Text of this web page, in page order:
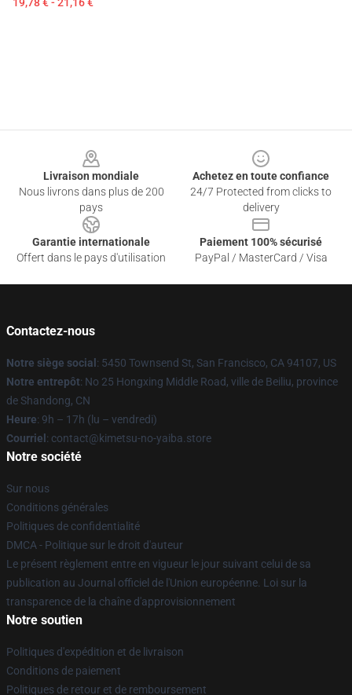
Livraison mondiale
Nous livrons dans plus de 200
pays
Achetez en toute confiance
24/7 Protected from clicks to
delivery
Garantie internationale
Offert dans le pays d'utilisation
Paiement 100% sécurisé
PayPal / MasterCard / Visa
Contactez-nous
Notre siège social : 5450 Townsend St, San Francisco, CA 94107, US
Notre entrepôt: No 25 Hongxing Middle Road, ville de Beiliu, province
de Shandong, CN
Heure: 9h – 17h (lu – vendredi)
Courriel : contact@kimetsu-no-yaiba.store
Notre société
Sur nous
Conditions générales
Politiques de confidentialité
DMCA - Politique sur le droit d'auteur
Le présent règlement entre en vigueur le jour suivant celui de sa
publication au Journal officiel de l'Union européenne. Loi sur la
transparence de la chaîne d'approvisionnement
Notre soutien
Politiques d'expédition et de livraison
Conditions de paiement
Politiques de retour et de remboursement